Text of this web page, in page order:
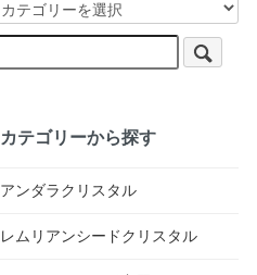
カテゴリーから探す
アンダラクリスタル
レムリアンシードクリスタル